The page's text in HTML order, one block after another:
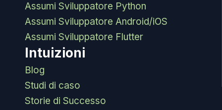
Assumi Sviluppatore Python
Assumi Sviluppatore Android/iOS
Assumi Sviluppatore Flutter
Intuizioni
Blog
Studi di caso
Storie di Successo